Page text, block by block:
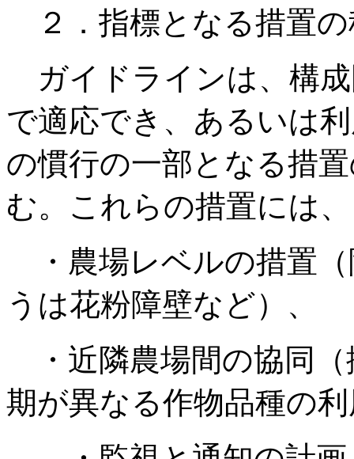
２．指標となる措置の
ガイドラインは、構
で適応でき、あるいは
の慣行の一部となる措
む。これらの措置には、
・農場レベルの措置（
うは花粉障壁など）、
・近隣農場間の協同（
期が異なる作物品種の